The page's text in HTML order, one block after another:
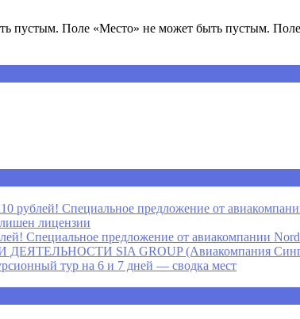
пустым. Поле «Место» не может быть пустым.
рублей! Специальное предложение от
лицензии
Специальное предложение от авиакомпании
SIA GROUP (Авиакомпания
тур на 6 и 7 дней — сводка мест